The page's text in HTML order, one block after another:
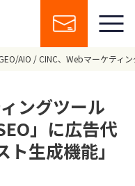
AIO CINC、Webマーケティ
ングツール
」に広告代
生成機能」